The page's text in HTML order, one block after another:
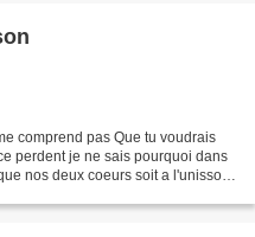
comprend pas Que tu voudrais
perdent je ne sais pourquoi dans
nos deux coeurs soit a l'unisson